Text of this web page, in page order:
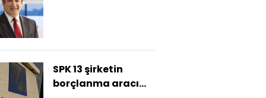
SPK 13 şirketin
borçlanma aracı